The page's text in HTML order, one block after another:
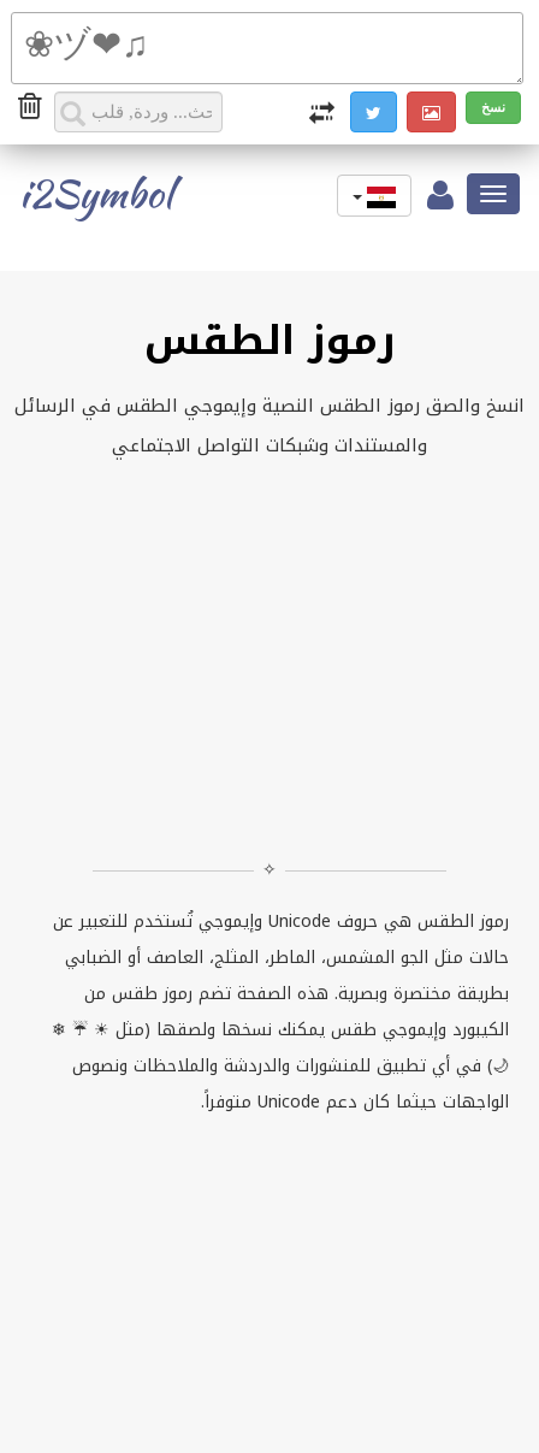
Toggle
navigation
i2Symbol
رموز الطقس
انسخ والصق رموز الطقس النصية وإيموجي الطقس في الرسائل
والمستندات وشبكات التواصل الاجتماعي
✧
رموز الطقس هي حروف Unicode وإيموجي تُستخدم للتعبير عن
حالات مثل الجو المشمس، الماطر، المثلج، العاصف أو الضبابي
بطريقة مختصرة وبصرية. هذه الصفحة تضم رموز طقس من
الكيبورد وإيموجي طقس يمكنك نسخها ولصقها (مثل ☀ ☔ ❄
🌙) في أي تطبيق للمنشورات والدردشة والملاحظات ونصوص
الواجهات حيثما كان دعم Unicode متوفراً.